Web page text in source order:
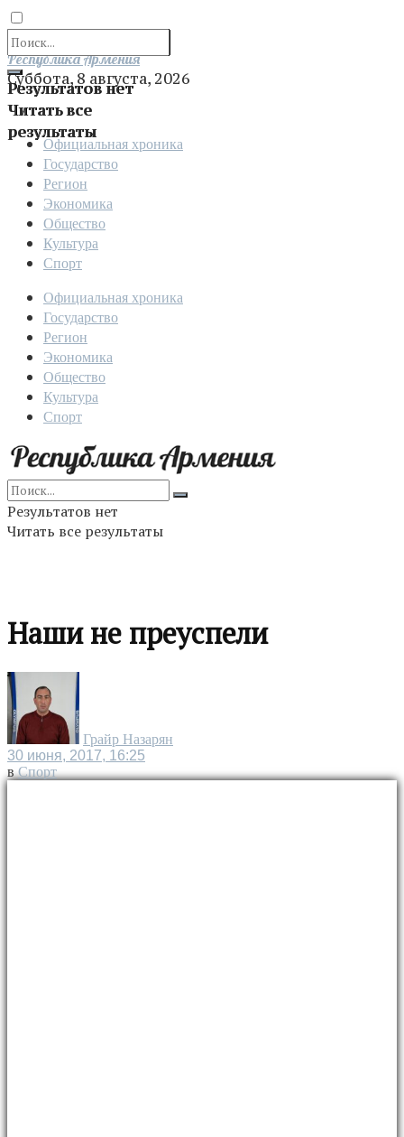
Результатов нет
Читать все
результаты
Отправить
Республика Армения
Суббота, 8 августа, 2026
Официальная хроника
Государство
Регион
Экономика
Общество
Культура
Спорт
Официальная хроника
Государство
Регион
Экономика
Общество
Культура
Спорт
Результатов нет
Читать все результаты
Наши не преуспели
Грайр Назарян
30 июня, 2017, 16:25
в Спорт